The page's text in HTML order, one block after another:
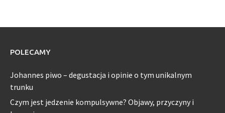
POLECAMY
Johannes piwo – degustacja i opinie o tym unikalnym
trunku
Czym jest jedzenie kompulsywne? Objawy, przyczyny i